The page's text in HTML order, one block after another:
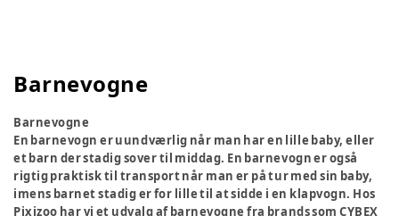
Barnevogne
Barnevogne
En barnevogn er uundværlig når man har en lille baby, eller
et barn der stadig sover til middag. En barnevogn er også
rigtig praktisk til transport når man er på tur med sin baby,
imens barnet stadig er for lille til at sidde i en klapvogn. Hos
Pixizoo har vi et udvalg af barnevogne fra brands som CYBEX